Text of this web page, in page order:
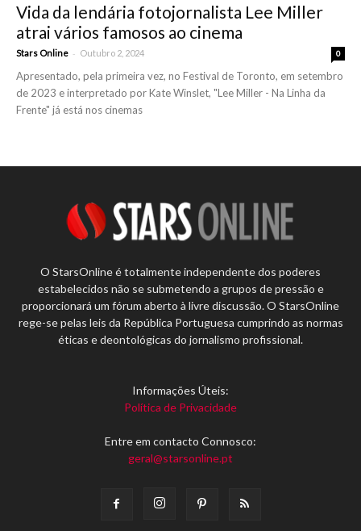
Vida da lendária fotojornalista Lee Miller
atrai vários famosos ao cinema
Stars Online - Outubro 2, 2024 0
Apresentado, pela primeira vez, no Festival de Toronto, em setembro
de 2023 e interpretado por Kate Winslet, "Lee Miller - Na Linha da
Frente" já está nos cinemas
O StarsOnline é totalmente independente dos poderes
estabelecidos não se submetendo a grupos de pressão e
proporcionará um fórum aberto à livre discussão. O StarsOnline
rege-se pelas leis da República Portuguesa cumprindo as normas
éticas e deontológicas do jornalismo profissional.
Informações Úteis:
Política de Privacidade
Entre em contacto Connosco:
geral@starsonline.pt